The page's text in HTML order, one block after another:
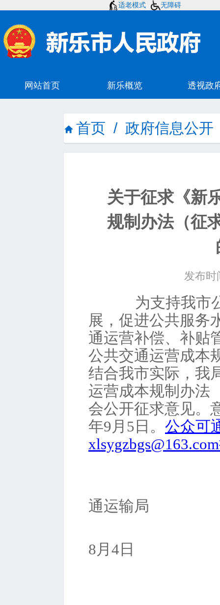
适老模式 无障碍
首页 / 政府信息公开
关于征求《新
规制办法（征
发布时
为支持我市
展，促进公共服务
通运营补偿、补贴
公共交通运营成本
结合我市实际， 我
运营成本规制办法
会公开征求意见。
年9月 5 日。 公众可
xlsygzbgs
通运输局
8月4日